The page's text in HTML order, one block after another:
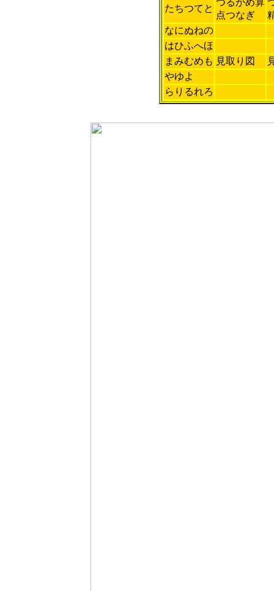
たちつてと
つるかめ算
点つなぎ
なにぬねの
はひふへほ
まみむめも 見取り図
やゆよ
らりるれろ